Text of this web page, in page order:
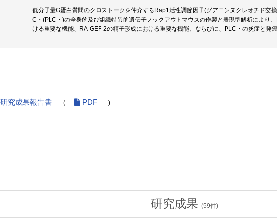
低分子量G蛋白質間のクロストークを仲介するRap1活性調節因子(グアニンヌクレオチド交
C・(PLC・)の全身的及び組織特異的遺伝子ノックアウトマウスの作製と表現型解析により
ける重要な機能、RA-GEF-2の精子形成における重要な機能、ならびに、PLC・の炎症と発
研究成果報告書 ( PDF )
研究成果 (59件)